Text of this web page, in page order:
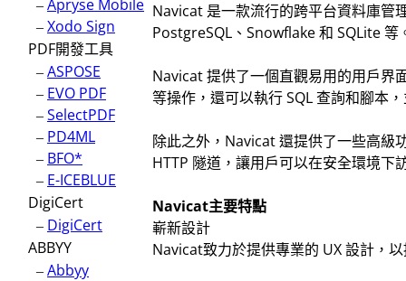
–Apryse Mobile
–Xodo Sign
PDF開發工具
–ASPOSE
– EVO PDF
–SelectPDF
– PD4ML
– BFO*
– E-ICEBLUE
DigiCert
– DigiCert
ABBYY
–Abbyy
Navicat 是一款流行的跨平台資料庫管
PostgreSQL、Snowflake 和 SQLite 等
Navicat 提供了一個直觀易用的用戶界
等操作，還可以執行 SQL 查詢和腳本
除此之外，Navicat 還提供了一些高級
HTTP 隧道，讓用戶可以在安全環境下
Navicat主要特點
嶄新設計
Navicat致力於提供專業的 UX 設計，